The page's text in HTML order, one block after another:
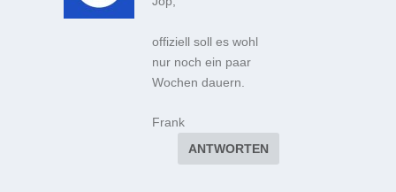
offiziell soll es wohl
nur noch ein paar
Wochen dauern.
Frank
ANTWORTEN